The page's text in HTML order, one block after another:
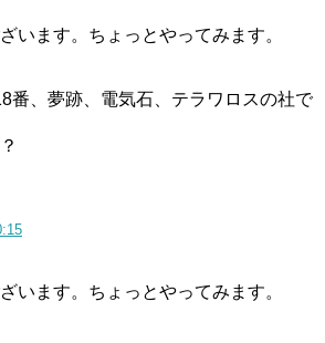
います。ちょっとやってみます。
番、夢跡、電気石、テラワロスの社で
います。ちょっとやってみます。